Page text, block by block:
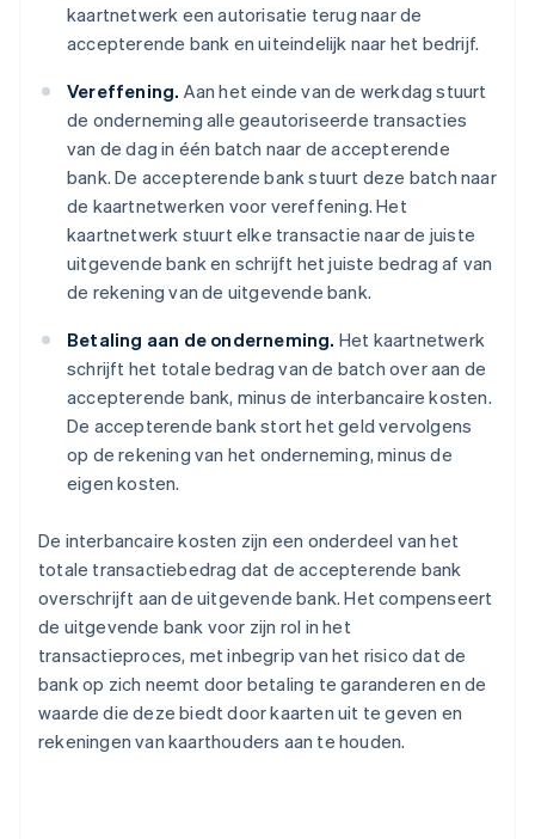
kaartnetwerk een autorisatie terug naar de
accepterende bank en uiteindelijk naar het bedrijf.
Vereffening. Aan het einde van de werkdag stuurt
de onderneming alle geautoriseerde transacties
van de dag in één batch naar de accepterende
bank. De accepterende bank stuurt deze batch naar
de kaartnetwerken voor vereffening. Het
kaartnetwerk stuurt elke transactie naar de juiste
uitgevende bank en schrijft het juiste bedrag af van
de rekening van de uitgevende bank.
Betaling aan de onderneming. Het kaartnetwerk
schrijft het totale bedrag van de batch over aan de
accepterende bank, minus de interbancaire kosten.
De accepterende bank stort het geld vervolgens
op de rekening van het onderneming, minus de
eigen kosten.
De interbancaire kosten zijn een onderdeel van het
totale transactiebedrag dat de accepterende bank
overschrijft aan de uitgevende bank. Het compenseert
de uitgevende bank voor zijn rol in het
transactieproces, met inbegrip van het risico dat de
bank op zich neemt door betaling te garanderen en de
waarde die deze biedt door kaarten uit te geven en
rekeningen van kaarthouders aan te houden.